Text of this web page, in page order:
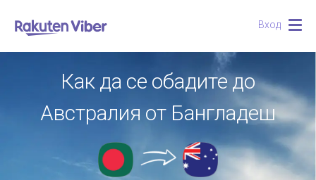
Вход
Как да се обадите до
Австралия от Бангладеш